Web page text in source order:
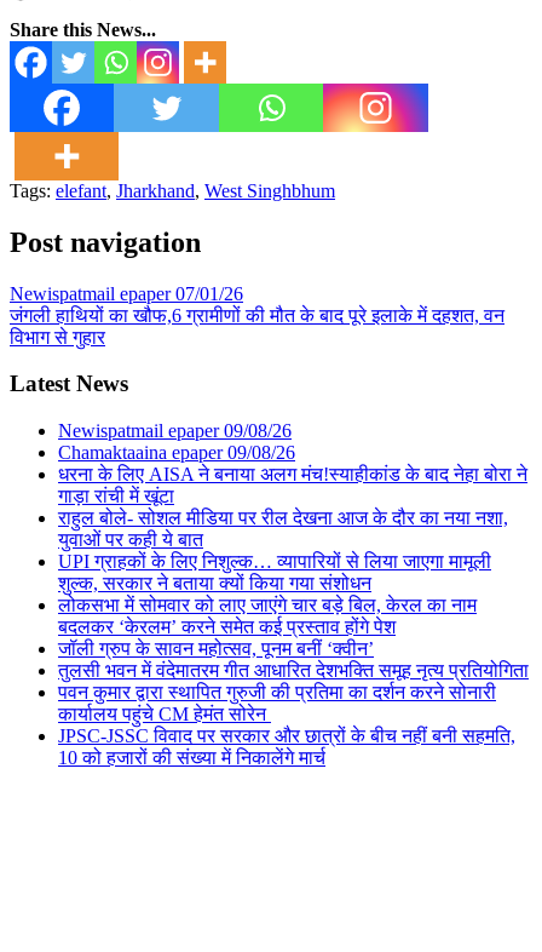
Share this News...
Tags: elefant, Jharkhand, West Singhbhum
Post navigation
Newispatmail epaper 07/01/26
जंगली हाथियों का खौफ,6 ग्रामीणों की मौत के बाद पूरे इलाके में दहशत, वन
विभाग से गुहार
Latest News
Newispatmail epaper 09/08/26
Chamaktaaina epaper 09/08/26
धरना के लिए AISA ने बनाया अलग मंच!स्याहीकांड के बाद नेहा बोरा ने
गाड़ा रांची में खूंटा
राहुल बोले- सोशल मीडिया पर रील देखना आज के दौर का नया नशा,
युवाओं पर कही ये बात
UPI ग्राहकों के लिए निशुल्क… व्यापारियों से लिया जाएगा मामूली
शुल्क, सरकार ने बताया क्यों किया गया संशोधन
लोकसभा में सोमवार को लाए जाएंगे चार बड़े बिल, केरल का नाम
बदलकर ‘केरलम’ करने समेत कई प्रस्ताव होंगे पेश
जॉली ग्रुप के सावन महोत्सव, पूनम बनीं ‘क्वीन’
तुलसी भवन में वंदेमातरम गीत आधारित देशभक्ति समूह नृत्य प्रतियोगिता
पवन कुमार द्वारा स्थापित गुरुजी की प्रतिमा का दर्शन करने सोनारी
कार्यालय पहुंचे CM हेमंत सोरेन
JPSC-JSSC विवाद पर सरकार और छात्रों के बीच नहीं बनी सहमति,
10 को हजारों की संख्या में निकालेंगे मार्च